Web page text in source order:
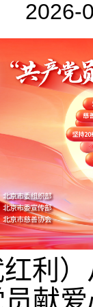
2026-
利
献